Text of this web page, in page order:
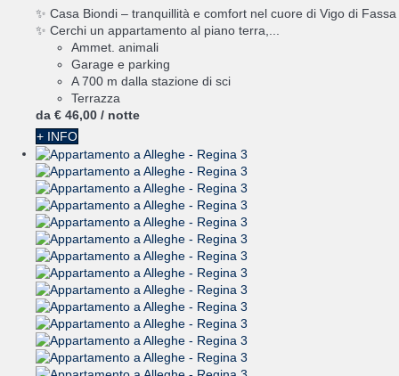
✨ Casa Biondi – tranquillità e comfort nel cuore di Vigo di Fassa
✨ Cerchi un appartamento al piano terra,...
Ammet. animali
Garage e parking
A 700 m dalla stazione di sci
Terrazza
da € 46,00 / notte
+ INFO